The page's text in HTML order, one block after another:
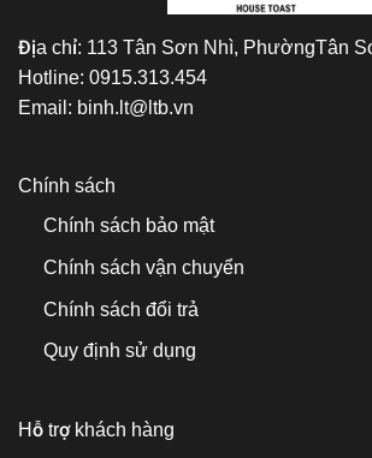
Địa chỉ: 113 Tân Sơn Nhì, PhườngTân
Hotline: 0915.313.454
Email: binh.lt@ltb.vn
Chính sách
Chính sách bảo mật
Chính sách vận chuyển
Chính sách đổi trả
Quy định sử dụng
Hỗ trợ khách hàng